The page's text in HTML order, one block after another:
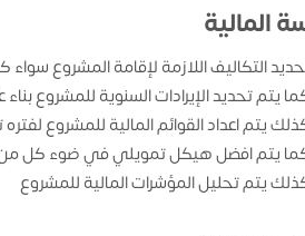
المالية
التكاليف اللازمة لإقامة المشروع سواء
يتم تحديد الإيرادات السنوية للمشروع
يتم اعداد القوائم المالية للمشروع
يتم افضل هيكل تمويلي في ضوء كل من
يتم تحليل المؤشرات المالية للمشروع